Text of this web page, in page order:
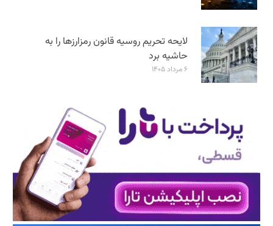
لایحه تحریم روسیه قانون رمزارزها را به
حاشیه برد
۶ مرداد ۱۴۰۵